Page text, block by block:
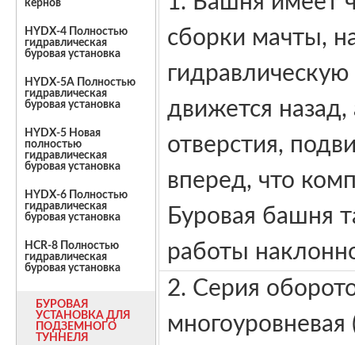
кернов
HYDX-4 Полностью
гидравлическая
буровая установка
HYDX-5A Полностью
гидравлическая
буровая установка
HYDX-5 Новая
полностью
гидравлическая
буровая установка
HYDX-6 Полностью
гидравлическая
буровая установка
HCR-8 Полностью
гидравлическая
буровая установка
БУРОВАЯ
УСТАНОВКА ДЛЯ
ПОДЗЕМНОГО
ТУННЕЛЯ
сборки мачты,
движется назад,
отверстия,
вперед, что
Буровая башня
работы
2. Серия
многоуровневая